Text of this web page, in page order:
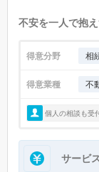
不安を一人で抱
得意分野 相
得意業種 不
個人の相談も受
サービ